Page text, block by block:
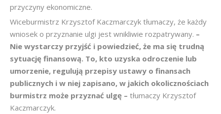
przyczyny ekonomiczne.
Wiceburmistrz Krzysztof Kaczmarczyk tłumaczy, że każdy
wniosek o przyznanie ulgi jest wnikliwie rozpatrywany. –
Nie wystarczy przyjść i powiedzieć, że ma się trudną
sytuację finansową. To, kto uzyska odroczenie lub
umorzenie, regulują przepisy ustawy o finansach
publicznych i w niej zapisano, w jakich okolicznościach
burmistrz może przyznać ulgę – tłumaczy Krzysztof
Kaczmarczyk.